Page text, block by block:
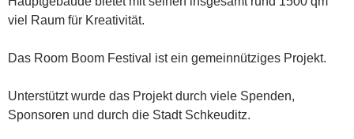
viel Raum für Kreativität.
Das Room Boom Festival ist ein gemeinnütziges Projekt.
Unterstützt wurde das Projekt durch viele Spenden,
Sponsoren und durch die Stadt Schkeuditz.